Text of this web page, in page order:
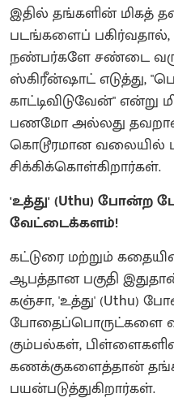
இதில் தங்களின் மிகத்
படங்களைப் பகிர்வதால்,
நண்பர்களே சண்டை
ஸ்கிரீன்ஷாட் எடுத்து,
காட்டிவிடுவேன்" என்று
பணமோ அல்லது
கொடூரமான வலையில்
சிக்கிக்கொள்கிறார்கள்.
'உத்து' (Uthu) போன்ற
வேட்டைக்களம்!
கட்டுரை மற்றும்
ஆபத்தான பகுதி
கஞ்சா, 'உத்து' (Uthu)
போதைப்பொருட்களை
கும்பல்கள்,
கணக்குகளைத்தான்
பயன்படுத்துகிறார்கள்.